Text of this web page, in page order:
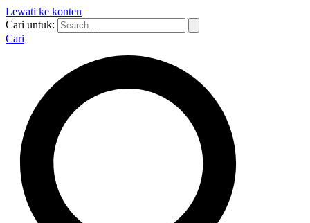
Lewati ke konten
Cari untuk:
Cari